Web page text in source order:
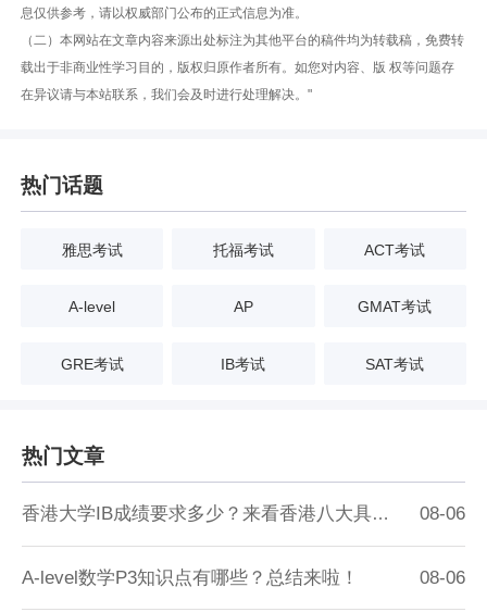
息仅供参考，请以权威部门公布的正式信息为准。
（二）本网站在文章内容来源出处标注为其他平台的稿件均为转载稿，免费转
载出于非商业性学习目的，版权归原作者所有。如您对内容、版 权等问题存
在异议请与本站联系，我们会及时进行处理解决。"
热门话题
雅思考试 托福考试 ACT考试
A-level AP GMAT考试
GRE考试 IB考试 SAT考试
热门文章
08-06
香港大学IB成绩要求多少？来看香港八大具体要求！
08-06
A-level数学P3知识点有哪些？总结来啦！